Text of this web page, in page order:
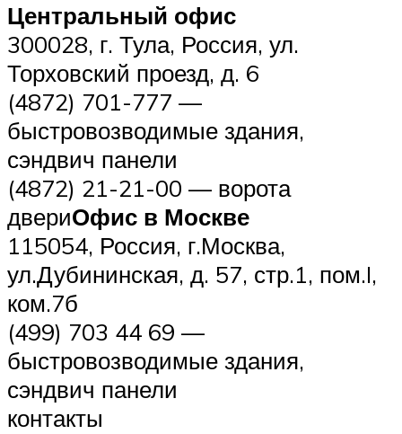
Центральный офис
300028, г. Тула, Россия, ул.
Торховский проезд, д. 6
(4872) 701-777 —
быстровозводимые здания,
сэндвич панели
(4872) 21-21-00 — ворота
двериОфис в Москве
115054, Россия, г.Москва,
ул.Дубининская, д. 57, стр.1, пом.I,
ком.7б
(499) 703 44 69 —
быстровозводимые здания,
сэндвич панели
контакты